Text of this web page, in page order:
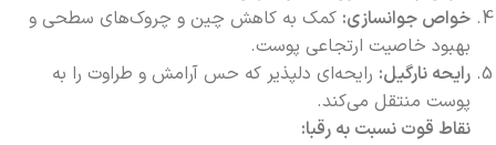
خواص جوانسازی: کمک به کاهش چین و چروک‌های سطحی و
بهبود خاصیت ارتجاعی پوست.
رایحه نارگیل: رایحه‌ای دلپذیر که حس آرامش و طراوت را به
پوست منتقل می‌کند.
نقاط قوت نسبت به رقبا: